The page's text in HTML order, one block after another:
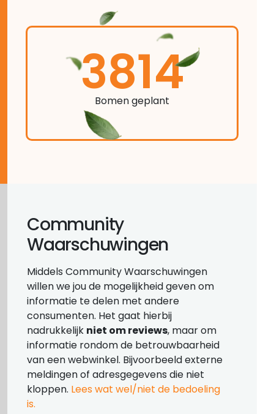
3814
Bomen geplant
Community
Waarschuwingen
Middels Community Waarschuwingen
willen we jou de mogelijkheid geven om
informatie te delen met andere
consumenten. Het gaat hierbij
nadrukkelijk niet om reviews, maar om
informatie rondom de betrouwbaarheid
van een webwinkel. Bijvoorbeeld externe
meldingen of adresgegevens die niet
kloppen. Lees wat wel/niet de bedoeling
is.